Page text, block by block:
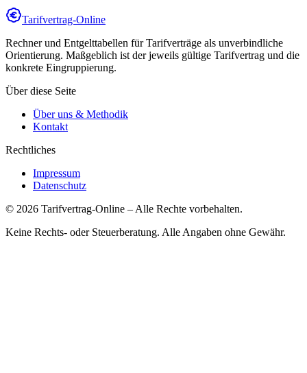
Tarifvertrag-Online
Rechner und Entgelttabellen für Tarifverträge als unverbindliche
Orientierung. Maßgeblich ist der jeweils gültige Tarifvertrag und die
konkrete Eingruppierung.
Über diese Seite
Über uns & Methodik
Kontakt
Rechtliches
Impressum
Datenschutz
© 2026 Tarifvertrag-Online – Alle Rechte vorbehalten.
Keine Rechts- oder Steuerberatung. Alle Angaben ohne Gewähr.